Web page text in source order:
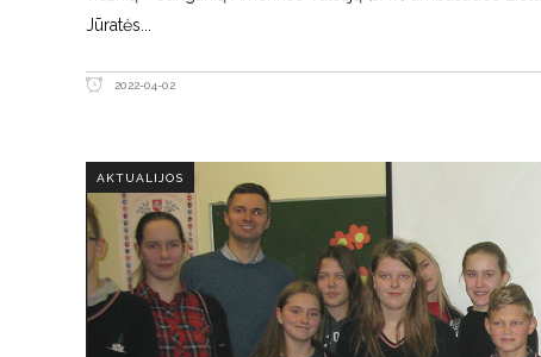
Jūratės
2022-04-02
AKTUALIJOS